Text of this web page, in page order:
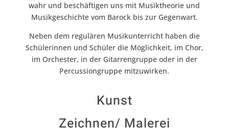
wahr und beschäftigen uns mit Musiktheorie und
Musikgeschichte vom Barock bis zur Gegenwart.
Neben dem regulären Musikunterricht haben die
Schülerinnen und Schüler die Möglichkeit, im Chor,
im Orchester, in der Gitarrengruppe oder in der
Percussiongruppe mitzuwirken.
Kunst
Zeichnen/ Malerei